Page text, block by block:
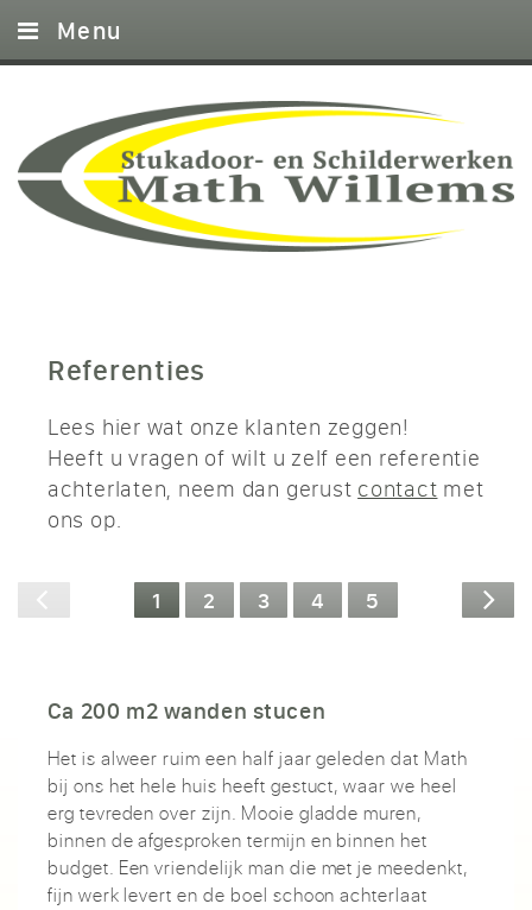
Menu
Stucwerk
Schilderwerk
Metalstud
Referenties
Offerte
Contact
Referenties
Lees hier wat onze klanten zeggen!
Heeft u vragen of wilt u zelf een referentie
achterlaten, neem dan gerust contact met
ons op.
1 2 3 4 5
Ca 200 m2 wanden stucen
Het is alweer ruim een half jaar geleden dat Math
bij ons het hele huis heeft gestuct, waar we heel
erg tevreden over zijn. Mooie gladde muren,
binnen de afgesproken termijn en binnen het
budget. Een vriendelijk man die met je meedenkt,
fijn werk levert en de boel schoon achterlaat